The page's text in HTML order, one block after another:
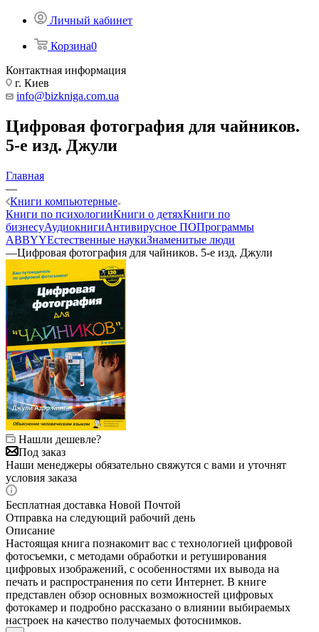
Личный кабинет
Корзина0
Контактная информация
г. Киев
info@bizkniga.com.ua
Цифровая фотография для чайников.
5-е изд. Джули
Главная
—
Книги компьютерные
Книги по психологииКниги о детяхКниги по
бизнесуАудиокнигиАнтивирусное ПОПрограммы
ABBYYЕстественные наукиЗнаменитые люди
—Цифровая фотография для чайников. 5-е изд. Джули
Нашли дешевле?
Под заказ
Наши менеджеры обязательно свяжутся с вами и уточнят
условия заказа
Бесплатная доставка Новой Почтой
Отправка на следующий рабочий день
Описание
Настоящая книга познакомит вас с технологией цифровой
фотосъемки, с методами обработки и ретуширования
цифровых изображений, с особенностями их вывода на
печать и распространения по сети Интернет. В книге
представлен обзор основных возможностей цифровых
фотокамер и подробно рассказано о влиянии выбираемых
настроек на качество получаемых фотоснимков.